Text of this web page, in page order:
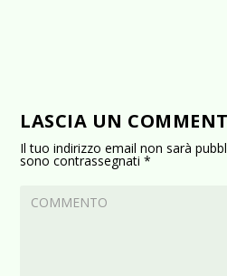
LASCIA UN
Il tuo indirizzo email non sarà
sono contrassegnati*